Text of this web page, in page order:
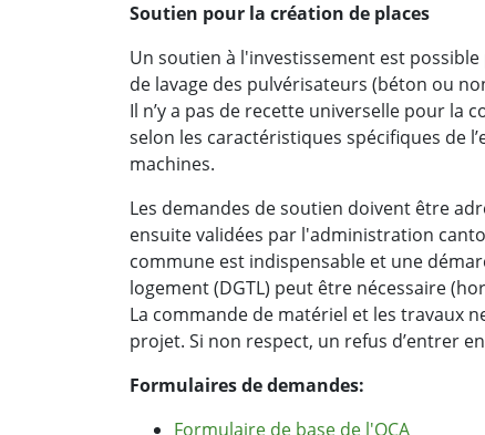
Soutien pour la création de places
Un soutien à l'investissement est
de lavage des pulvérisateurs (béton ou
Il n’y a pas de recette universelle pour la
selon les caractéristiques spécifiques de
machines.
Les demandes de soutien doivent être
ensuite validées par l'administration
commune est indispensable et une
logement (DGTL) peut être nécessaire
La commande de matériel et les travaux
projet. Si non respect, un refus d’entrer
Formulaires de demandes:
Formulaire de base de l'OCA